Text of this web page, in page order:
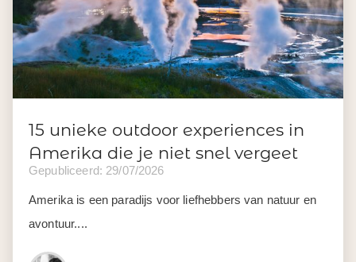
15 unieke outdoor experiences in
Amerika die je niet snel vergeet
Gepubliceerd: 29/07/2026
Amerika is een paradijs voor liefhebbers van natuur en
avontuur....